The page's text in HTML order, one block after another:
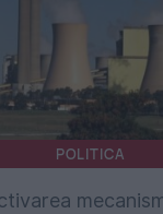
POLITICA